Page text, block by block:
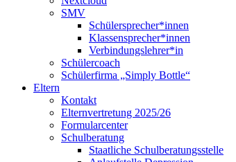
SMV
Schülersprecher*innen
Klassensprecher*innen
Verbindungslehrer*in
Schülercoach
Schülerfirma „Simply Bottle“
Eltern
Kontakt
Elternvertretung 2025/26
Formularcenter
Schulberatung
Staatliche Schulberatungsstelle